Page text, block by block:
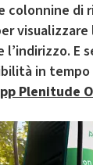
colonnine di
E
in
Plenitude